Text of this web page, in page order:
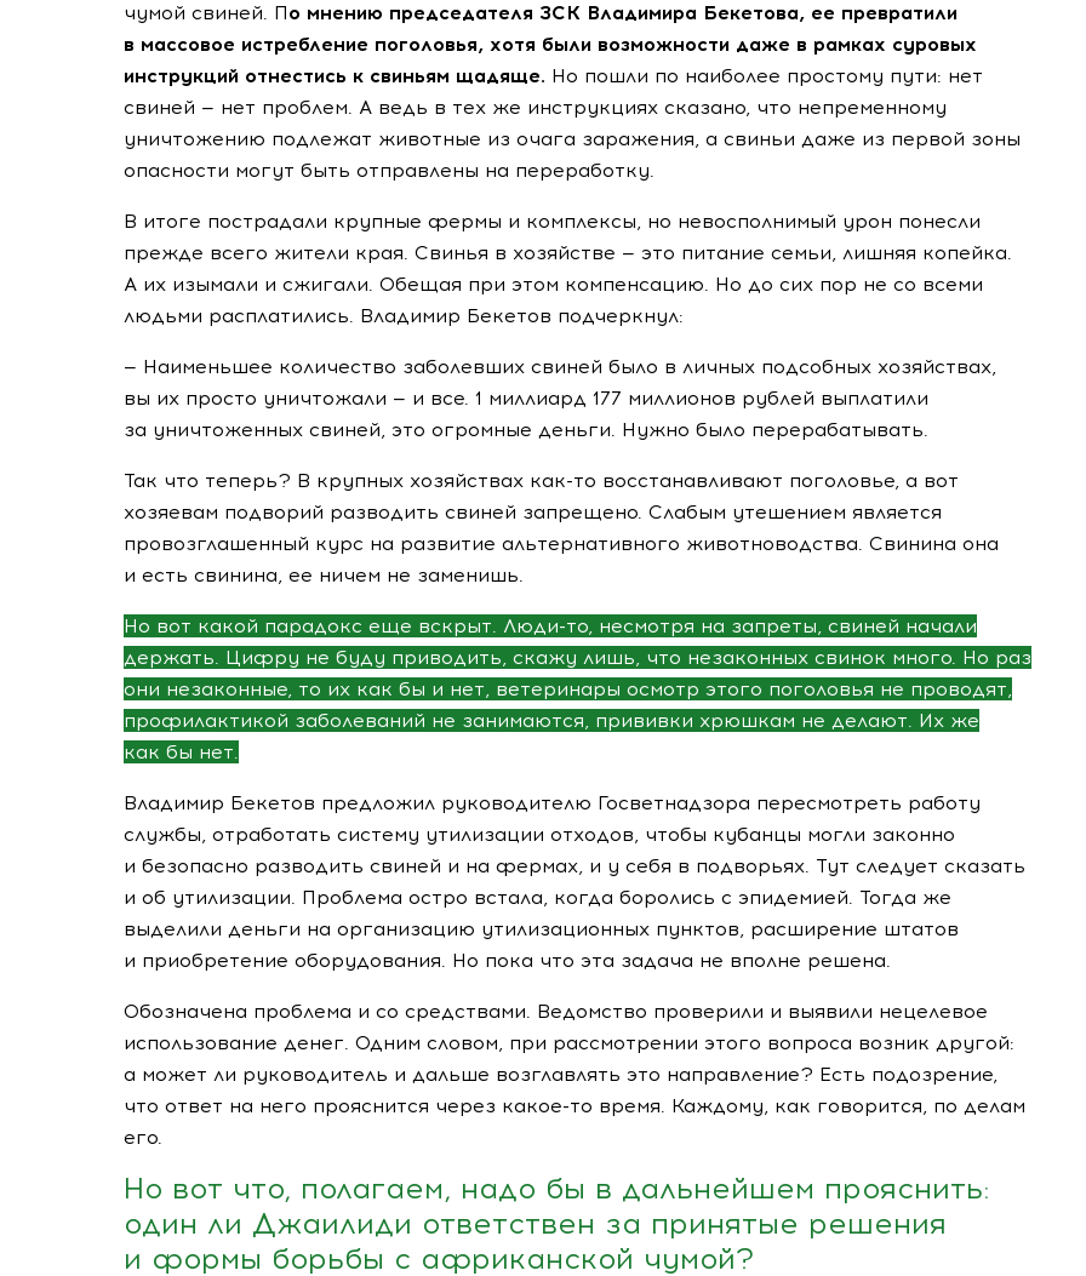
чумой свиней. По мнению председателя ЗСК Владимира Бекетова, ее превратили
в массовое истребление поголовья, хотя были возможности даже в рамках суровых
инструкций отнестись к свиньям щадяще. Но пошли по наиболее простому пути: нет
свиней — нет проблем. А ведь в тех же инструкциях сказано, что непременному
уничтожению подлежат животные из очага заражения, а свиньи даже из первой зоны
опасности могут быть отправлены на переработку.
В итоге пострадали крупные фермы и комплексы, но невосполнимый урон понесли
прежде всего жители края. Свинья в хозяйстве — это питание семьи, лишняя копейка.
А их изымали и сжигали. Обещая при этом компенсацию. Но до сих пор не со всеми
людьми расплатились. Владимир Бекетов подчеркнул:
— Наименьшее количество заболевших свиней было в личных подсобных хозяйствах,
вы их просто уничтожали — и все. 1 миллиард 177 миллионов рублей выплатили
за уничтоженных свиней, это огромные деньги. Нужно было перерабатывать.
Так что теперь? В крупных хозяйствах как-то восстанавливают поголовье, а вот
хозяевам подворий разводить свиней запрещено. Слабым утешением является
провозглашенный курс на развитие альтернативного животноводства. Свинина она
и есть свинина, ее ничем не заменишь.
Но вот какой парадокс еще вскрыт. Люди-то, несмотря на запреты, свиней начали
держать. Цифру не буду приводить, скажу лишь, что незаконных свинок много. Но раз
они незаконные, то их как бы и нет, ветеринары осмотр этого поголовья не проводят,
профилактикой заболеваний не занимаются, прививки хрюшкам не делают. Их же
как бы нет.
Владимир Бекетов предложил руководителю Госветнадзора пересмотреть работу
службы, отработать систему утилизации отходов, чтобы кубанцы могли законно
и безопасно разводить свиней и на фермах, и у себя в подворьях. Тут следует сказать
и об утилизации. Проблема остро встала, когда боролись с эпидемией. Тогда же
выделили деньги на организацию утилизационных пунктов, расширение штатов
и приобретение оборудования. Но пока что эта задача не вполне решена.
Обозначена проблема и со средствами. Ведомство проверили и выявили нецелевое
использование денег. Одним словом, при рассмотрении этого вопроса возник другой:
а может ли руководитель и дальше возглавлять это направление? Есть подозрение,
что ответ на него прояснится через какое-то время. Каждому, как говорится, по делам
его.
Но вот что, полагаем, надо бы в дальнейшем прояснить:
один ли Джаилиди ответствен за принятые решения
и формы борьбы с африканской чумой?